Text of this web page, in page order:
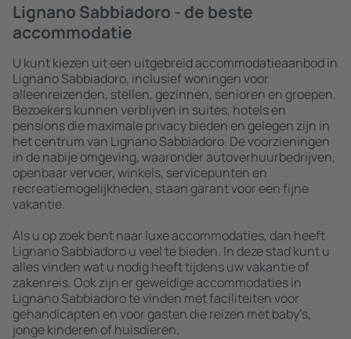
Lignano Sabbiadoro - de beste
accommodatie
U kunt kiezen uit een uitgebreid accommodatieaanbod in
Lignano Sabbiadoro, inclusief woningen voor
alleenreizenden, stellen, gezinnen, senioren en groepen.
Bezoekers kunnen verblijven in suites, hotels en
pensions die maximale privacy bieden en gelegen zijn in
het centrum van Lignano Sabbiadoro. De voorzieningen
in de nabije omgeving, waaronder autoverhuurbedrijven,
openbaar vervoer, winkels, servicepunten en
recreatiemogelijkheden, staan garant voor een fijne
vakantie.
Als u op zoek bent naar luxe accommodaties, dan heeft
Lignano Sabbiadoro u veel te bieden. In deze stad kunt u
alles vinden wat u nodig heeft tijdens uw vakantie of
zakenreis. Ook zijn er geweldige accommodaties in
Lignano Sabbiadoro te vinden met faciliteiten voor
gehandicapten en voor gasten die reizen met baby’s,
jonge kinderen of huisdieren.